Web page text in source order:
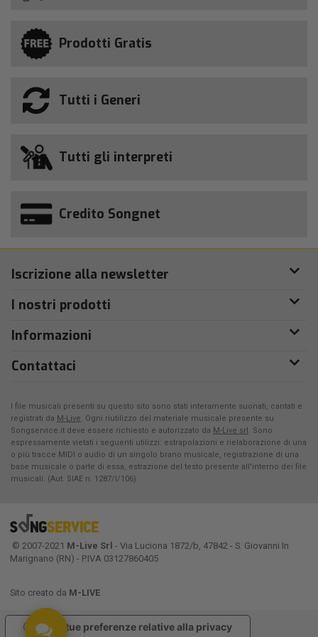
Prodotti Gratis
Tutti i Generi
Tutti gli interpreti
Credito Songnet
Iscrizione alla newsletter
I nostri prodotti
Informazioni
Contattaci
I file musicali presenti su questo sito sono stati interamente suonati, cantati e
registrati da M-Live. Ogni riutilizzo del materiale musicale presente su
Songservice.it deve essere richiesto e autorizzato da M-Live srl. Sono
espressamente vietati i seguenti utilizzi: estrapolazioni e rielaborazione di una
o più tracce MIDI o audio di un singolo brano musicale, registrazione di una
base musicale o parte di essa, estrazione del testo presente all'interno dei file
musicali. (Aut. SIAE n. 1287/I/106)
© 2007-2021 M-Live Srl - Via Luciona 1872/b, 47842 - S. Giovanni In
Marignano (RN) - P.IVA 03127860405
Sito creato da M-LIVE
Le tue preferenze relative alla privacy